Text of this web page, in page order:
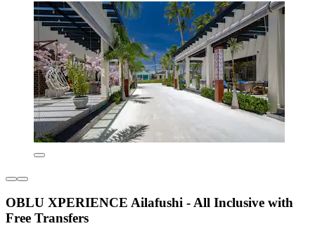
OBLU XPERIENCE Ailafushi - All Inclusive with
Free Transfers